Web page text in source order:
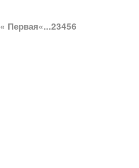
« Первая«...23456